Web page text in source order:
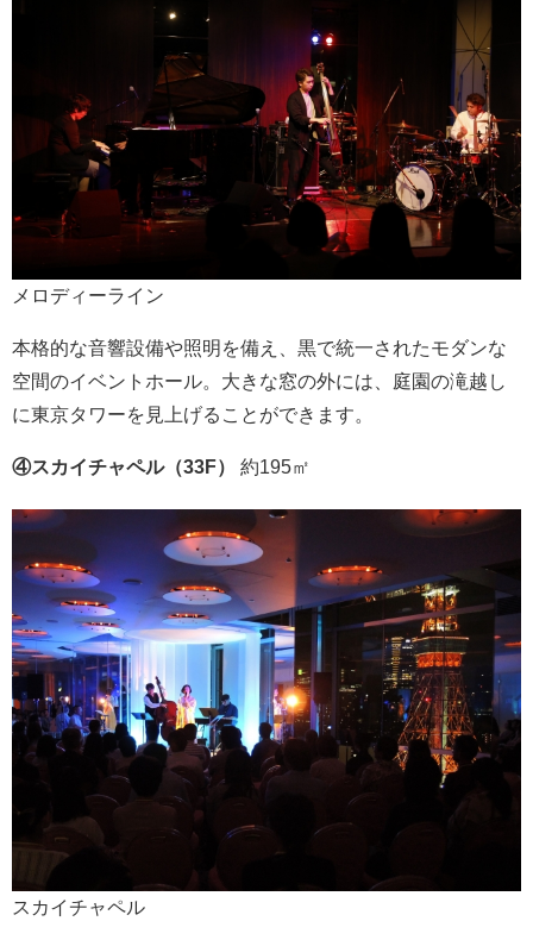
メロディーライン
本格的な音響設備や照明を備え、黒で統一されたモダンな
空間のイベントホール。大きな窓の外には、庭園の滝越し
に東京タワーを見上げることができます。
④スカイチャペル（33F） 約195㎡
スカイチャペル